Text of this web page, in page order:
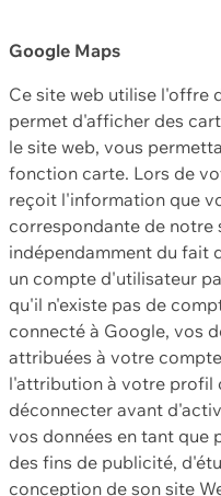
Google Maps
Ce site web utilise l'offre
permet d'afficher des
le site web, vous
fonction carte. Lors de
reçoit l'information que
correspondante de notre
indépendamment du fait
un compte d'utilisateur
qu'il n'existe pas de
connecté à Google, vos
attribuées à votre
l'attribution à votre profil
déconnecter avant
vos données en tant que
des fins de publicité,
conception de son site